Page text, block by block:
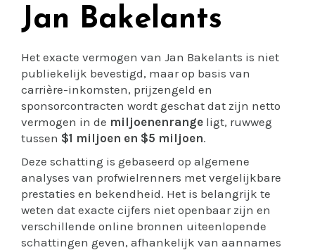
Jan Bakelants
Het exacte vermogen van Jan Bakelants is niet
publiekelijk bevestigd, maar op basis van
carrière-inkomsten, prijzengeld en
sponsorcontracten wordt geschat dat zijn netto
vermogen in de miljoenenrange ligt, ruwweg
tussen $1 miljoen en $5 miljoen.
Deze schatting is gebaseerd op algemene
analyses van profwielrenners met vergelijkbare
prestaties en bekendheid. Het is belangrijk te
weten dat exacte cijfers niet openbaar zijn en
verschillende online bronnen uiteenlopende
schattingen geven, afhankelijk van aannames